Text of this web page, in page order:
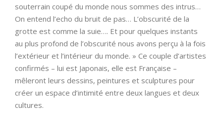
souterrain coupé du monde nous sommes des intrus…
On entend l’echo du bruit de pas… L’obscurité de la
grotte est comme la suie…. Et pour quelques instants
au plus profond de l’obscurité nous avons perçu à la fois
l’extérieur et l’intérieur du monde. » Ce couple d’artistes
confirmés – lui est Japonais, elle est Française –
mêleront leurs dessins, peintures et sculptures pour
créer un espace d’intimité entre deux langues et deux
cultures.